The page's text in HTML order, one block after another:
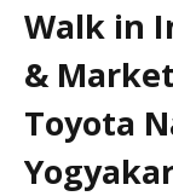
Walk in
&
Toyota